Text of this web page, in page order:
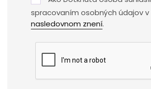
spracovaním osobných údajov v
nasledovnom znení.